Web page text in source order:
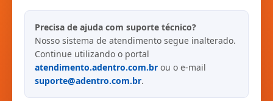
Precisa de ajuda com suporte técnico?
Nosso sistema de atendimento segue inalterado.
Continue utilizando o portal
atendimento.adentro.com.br ou o e-mail
suporte@adentro.com.br.